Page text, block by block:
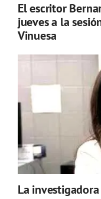
El escritor
jueves a la
Vinuesa
La